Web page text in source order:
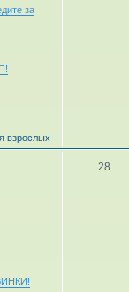
за
взрослых
28